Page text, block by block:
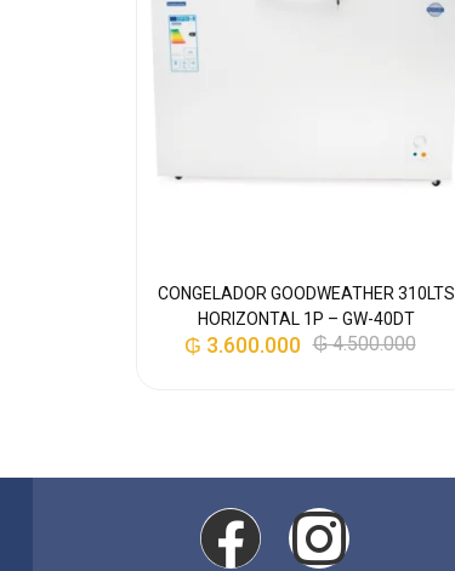
CONGELADOR GOODWEATHER 310LTS
HORIZONTAL 1P – GW-40DT
₲4.500.000
₲ 3.600.000